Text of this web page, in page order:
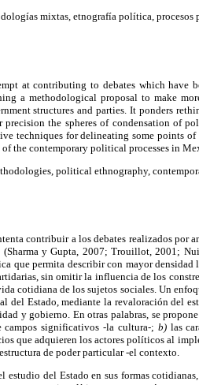
mixtas, etnografía política, procesos
at contributing to debates which have
a methodological proposal to make
structures and parties. It ponders
precision the spheres of condensation of
techniques for delineating some points
the contemporary political processes in
political ethnography,
contribuir a los debates realizados por
y Gupta, 2007; Trouillot, 2001;
que permita describir con mayor
sin omitir la influencia de los
cotidiana de los sujetos sociales. Un
del Estado, mediante la revaloración del
y gobierno. En otras palabras, se
significativos -la cultura-; b)las
que adquieren los actores políticos al
de poder particular -el contexto.
estudio del Estado en sus formas